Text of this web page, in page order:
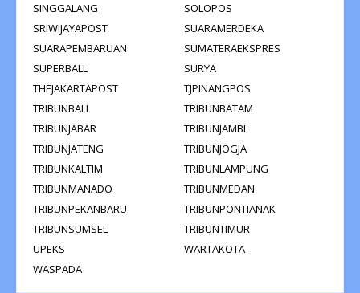
SINGGALANG
SOLOPOS
SRIWIJAYAPOST
SUARAMERDEKA
SUARAPEMBARUAN
SUMATERAEKSPRES
SUPERBALL
SURYA
THEJAKARTAPOST
TJPINANGPOS
TRIBUNBALI
TRIBUNBATAM
TRIBUNJABAR
TRIBUNJAMBI
TRIBUNJATENG
TRIBUNJOGJA
TRIBUNKALTIM
TRIBUNLAMPUNG
TRIBUNMANADO
TRIBUNMEDAN
TRIBUNPEKANBARU
TRIBUNPONTIANAK
TRIBUNSUMSEL
TRIBUNTIMUR
UPEKS
WARTAKOTA
WASPADA